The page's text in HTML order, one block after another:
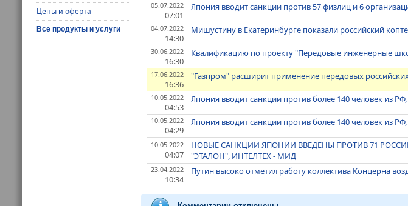
Цены и оферта
Все продукты и услуги
05.07.2022
07:01
Япония вводит санкции против 57 физлиц и 6
04.07.2022
14:30
Мишустину в Екатеринбурге показали российский
30.06.2022
16:30
Квалификацию по проекту "Передовые инженерные
17.06.2022
16:36
"Газпром" расширит применение передовых
10.05.2022
04:53
Япония вводит санкции против более 140 человек из
10.05.2022
04:29
Япония вводит санкции против более 140 человек из
10.05.2022
04:07
НОВЫЕ САНКЦИИ ЯПОНИИ ВВЕДЕНЫ ПРОТИВ 71
"ЭТАЛОН", ИНТЕЛТЕХ - МИД
23.04.2022
10:34
Путин высоко отметил работу коллектива Концерна